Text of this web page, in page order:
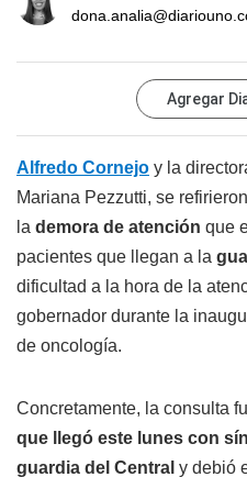
Agregar
Alfredo Cornejo y la
Mariana Pezzutti, se
la demora de atención que
pacientes que llegan a la
dificultad a la hora de la
gobernador durante la
de oncología.
Concretamente, la consulta
que llegó este lunes con
guardia del Central y debió